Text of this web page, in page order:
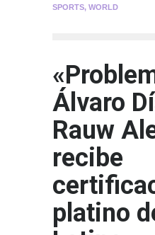
SPORTS, WORLD
Álvaro
Rauw
recibe
platino